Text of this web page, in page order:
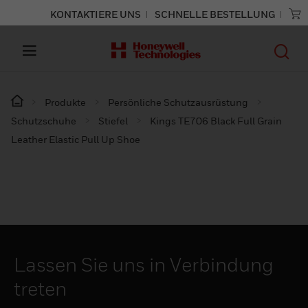
KONTAKTIERE UNS SCHNELLE BESTELLUNG
Produkte
Persönliche Schutzausrüstung
Schutzschuhe
Stiefel
Kings TE706 Black Full Grain
Leather Elastic Pull Up Shoe
Lassen Sie uns in Verbindung
treten